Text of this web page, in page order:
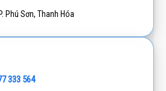
Phú Sơn, Thanh Hóa
333 564